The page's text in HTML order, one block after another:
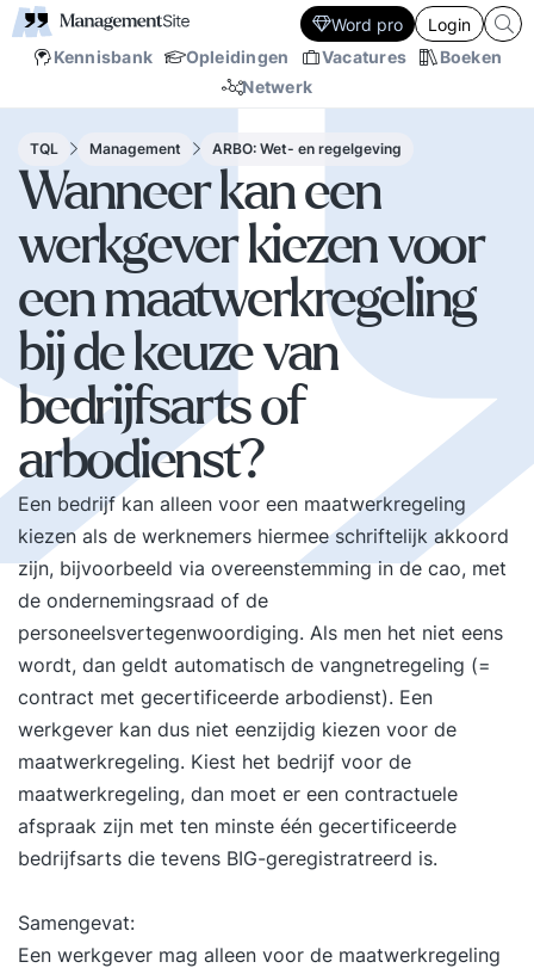
Kennisbank Opleidingen Vacatures
Boeken
Netwerk
Word pro Login
TQL Management ARBO: Wet- en regelgeving
Wanneer kan een
werkgever kiezen voor
een maatwerkregeling
bij de keuze van
bedrijfsarts of
arbodienst?
Een bedrijf kan alleen voor een maatwerkregeling
kiezen als de werknemers hiermee schriftelijk akkoord
zijn, bijvoorbeeld via overeenstemming in de cao, met
de ondernemingsraad of de
personeelsvertegenwoordiging. Als men het niet eens
wordt, dan geldt automatisch de vangnetregeling (=
contract met gecertificeerde arbodienst). Een
werkgever kan dus niet eenzijdig kiezen voor de
maatwerkregeling. Kiest het bedrijf voor de
maatwerkregeling, dan moet er een contractuele
afspraak zijn met ten minste één gecertificeerde
bedrijfsarts die tevens BIG-geregistratreerd is.
Samengevat:
Een werkgever mag alleen voor de maatwerkregeling